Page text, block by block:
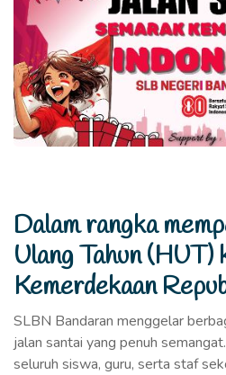
Dalam rangka
Ulang Tahun
Kemerdekaan
SLBN Bandaran menggelar
jalan santai yang penuh
seluruh siswa, guru, serta staf